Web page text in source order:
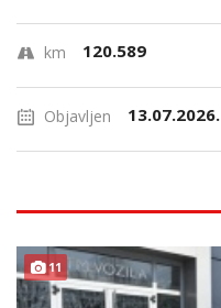
km 120.589
Objavljen 13.07.2026.
11